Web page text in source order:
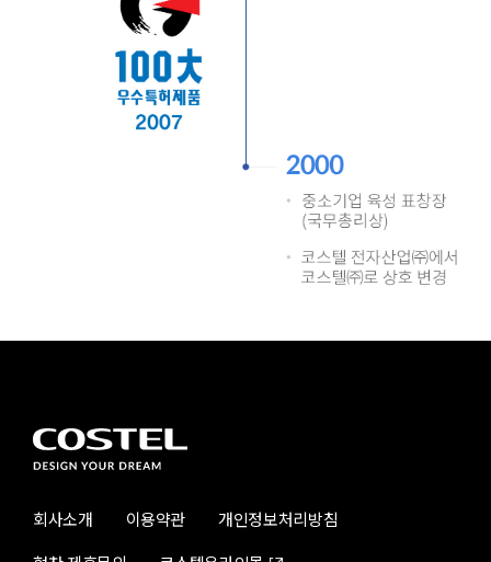
회사소개 이용약관
개인정보처리방침